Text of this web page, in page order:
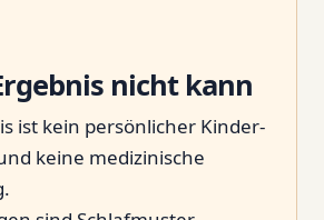
nicht kann
ist kein persönlicher Kinder-
keine medizinische